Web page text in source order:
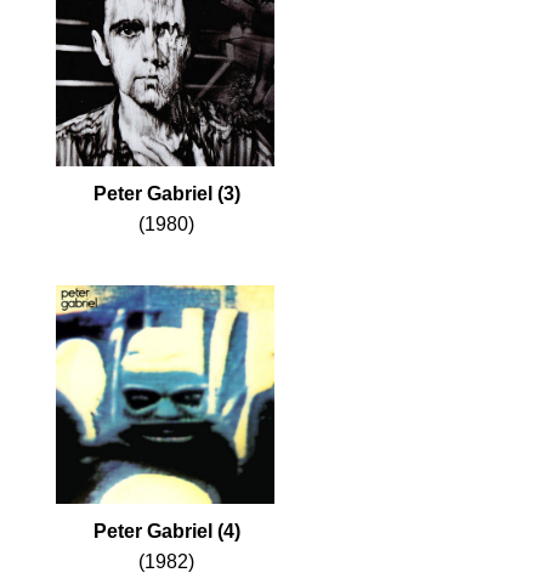
Peter Gabriel (3)
(1980)
Peter Gabriel (4)
(1982)